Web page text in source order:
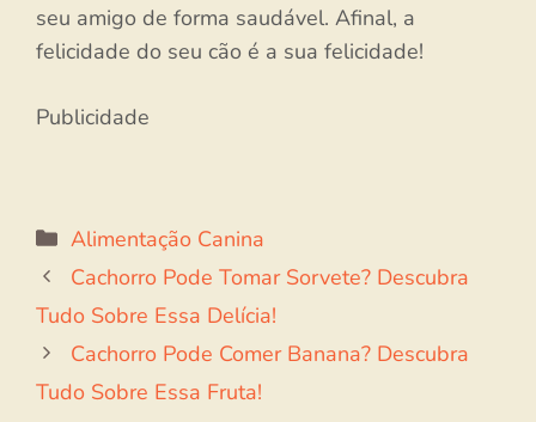
seu amigo de forma saudável. Afinal, a
felicidade do seu cão é a sua felicidade!
Publicidade
Categorias
Alimentação Canina
Cachorro Pode Tomar Sorvete? Descubra
Tudo Sobre Essa Delícia!
Cachorro Pode Comer Banana? Descubra
Tudo Sobre Essa Fruta!